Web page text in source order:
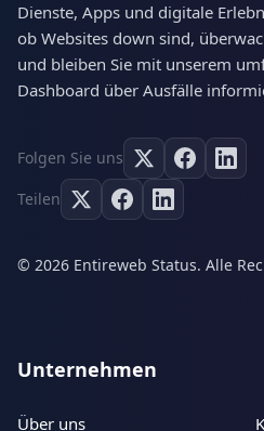
Dienste, Apps und digitale
ob Websites down sind,
und bleiben Sie mit unserem
Dashboard über Ausfälle
Folgen Sie uns
Teilen
© 2026 Entireweb Status. Alle
Unternehmen
Über uns